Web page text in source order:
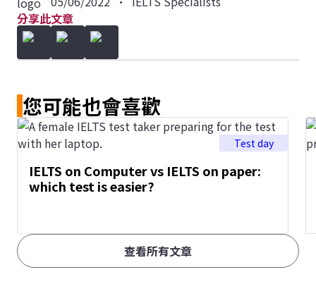
分享此文章
您可能也會喜歡
查看所有文章
Test day
IELTS on Computer vs IELTS on paper:
which test is easier?